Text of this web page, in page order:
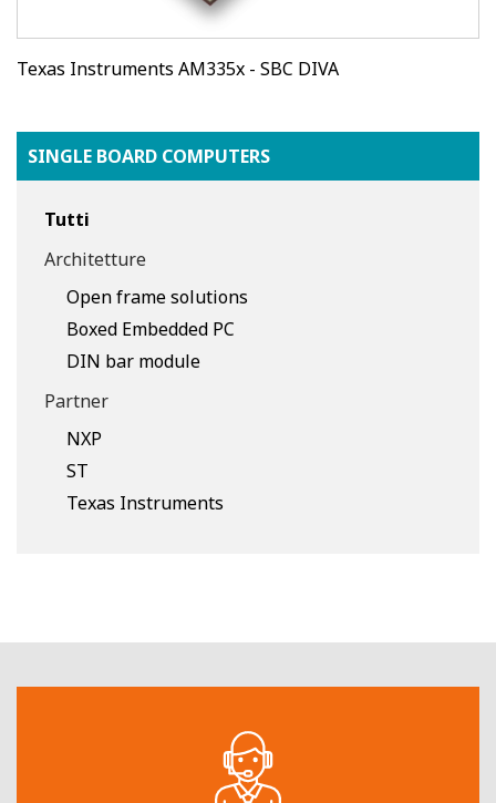
SINGLE BOARD COMPUTERS
Tutti
Architetture
Open frame solutions
Boxed Embedded PC
DIN bar module
Partner
NXP
ST
Texas Instruments
Texas Instruments AM335x - SBC DIVA